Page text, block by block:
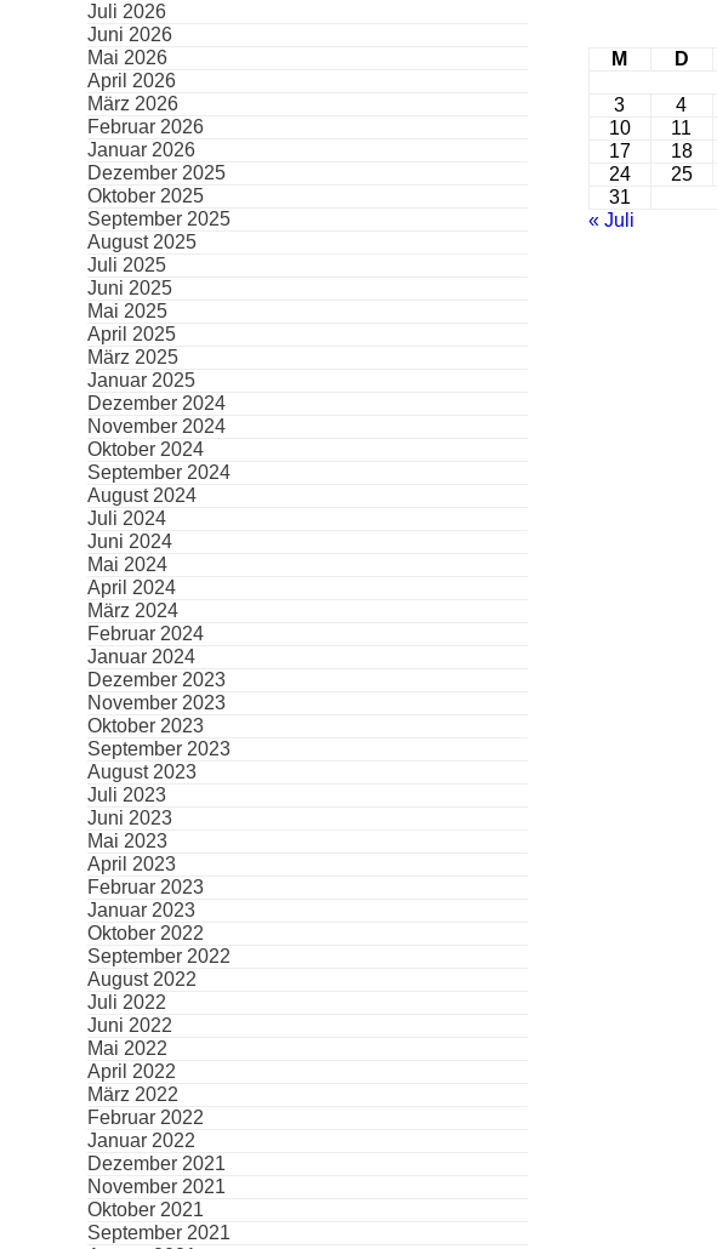
Juli 2026
Juni 2026
Mai 2026
April 2026
März 2026
Februar 2026
Januar 2026
Dezember 2025
Oktober 2025
September 2025
August 2025
Juli 2025
Juni 2025
Mai 2025
April 2025
März 2025
Januar 2025
Dezember 2024
November 2024
Oktober 2024
September 2024
August 2024
Juli 2024
Juni 2024
Mai 2024
April 2024
März 2024
Februar 2024
Januar 2024
Dezember 2023
November 2023
Oktober 2023
September 2023
August 2023
Juli 2023
Juni 2023
Mai 2023
April 2023
Februar 2023
Januar 2023
Oktober 2022
September 2022
August 2022
Juli 2022
Juni 2022
Mai 2022
April 2022
März 2022
Februar 2022
Januar 2022
Dezember 2021
November 2021
Oktober 2021
September 2021
M
D
3
4
10
11
17
18
24
25
31
« Juli